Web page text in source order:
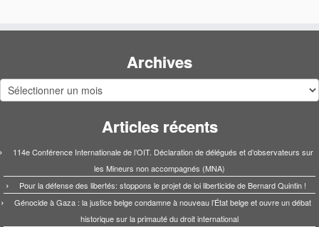
Archives
Archives
Articles récents
114e Conférence Internationale de l’OIT. Déclaration de délégués et d’observateurs sur
les Mineurs non accompagnés (MNA)
Pour la défense des libertés: stoppons le projet de loi liberticide de Bernard Quintin !
Génocide à Gaza : la justice belge condamne à nouveau l’État belge et ouvre un débat
historique sur la primauté du droit international